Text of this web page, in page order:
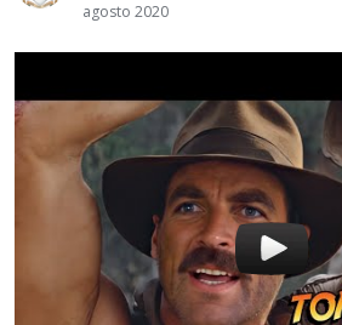
agosto 2020